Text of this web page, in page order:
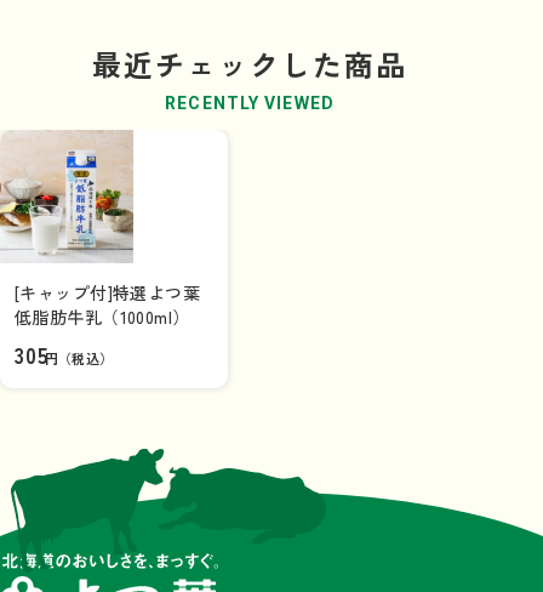
最近チェックした商品
RECENTLY VIEWED
[キャップ付]特選よつ葉
低脂肪牛乳（1000ml）
305円（税込）